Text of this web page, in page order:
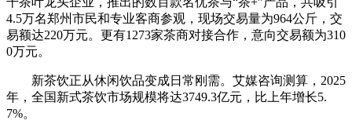
4.5万名郑州市民和专业客商参观，现场交易量为964公斤，交
易额达220万元。更有1273家茶商对接合作，意向交易额为310
0万元。
新茶饮正从休闲饮品变成日常刚需。艾媒咨询测算，2025
年，全国新式茶饮市场规模将达3749.3亿元，比上年增长5.
7%。